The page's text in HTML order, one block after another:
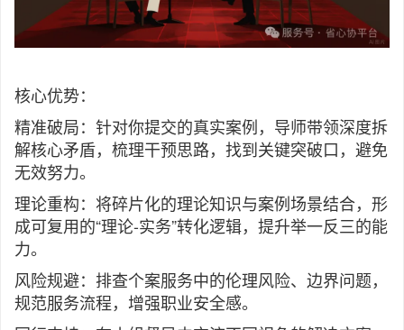
核心优势：
精准破局：针对你提交的真实案例，导师带领深度拆
解核心矛盾，梳理干预思路，找到关键突破口，避免
无效努力。
理论重构：将碎片化的理论知识与案例场景结合，形
成可复用的“理论-实务”转化逻辑，提升举一反三的能
力。
风险规避：排查个案服务中的伦理风险、边界问题，
规范服务流程，增强职业安全感。